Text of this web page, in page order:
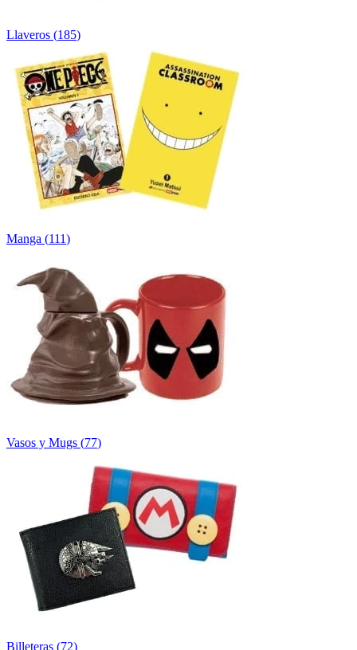
Llaveros (185)
Manga (111)
Vasos y Mugs (77)
Billeteras (72)